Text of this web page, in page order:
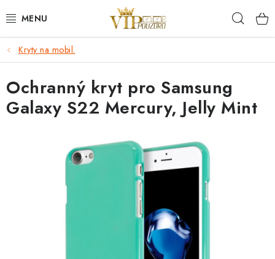
na
KRYTY NA MOBIL.
OCHRANA DISPLEJE - SKLO A FÓLIE
KABELY A NABÍJEČKY
Kryty na mobil.
Ochranný kryt pro Samsung
Galaxy S22 Mercury, Jelly Mint